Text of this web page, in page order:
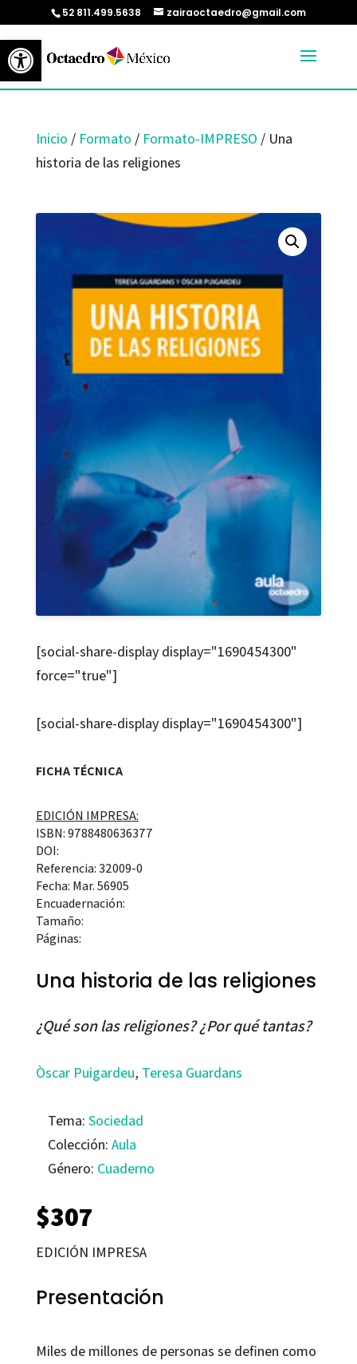
Abrir barra de herramientas
52 811.499.5638 zairaoctaedro@gmail.com
Inicio / Formato / Formato-IMPRESO / Una
historia de las religiones
[social-share-display display="1690454300"
force="true"]
[social-share-display display="1690454300"]
FICHA TÉCNICA
EDICIÓN IMPRESA:
ISBN: 9788480636377
DOI:
Referencia: 32009-0
Fecha: Mar. 56905
Encuadernación:
Tamaño:
Páginas:
Una historia de las religiones
¿Qué son las religiones? ¿Por qué tantas?
Òscar Puigardeu, Teresa Guardans
Tema: Sociedad
Colección: Aula
Género: Cuaderno
$307
EDICIÓN IMPRESA
Presentación
Miles de millones de personas se definen como